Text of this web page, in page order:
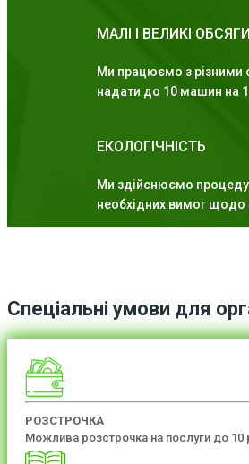
МАЛІ І ВЕЛИКІ ОБСЯГИ
Ми працюємо з різними
надати до 10 машин на 1
ЕКОЛОГІЧНІСТЬ
Ми здійснюємо
необхідних вимог щодо
Спеціальні умови для
РОЗСТРОЧКА
Можлива розстрочка на послуги до 10